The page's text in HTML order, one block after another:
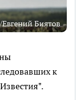
Биятов
к